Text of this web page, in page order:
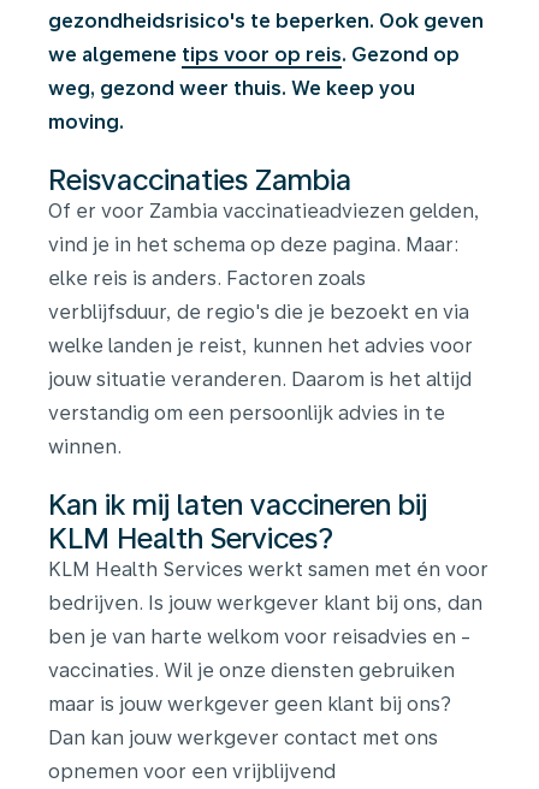
gezondheidsrisico's te beperken. Ook geven
we algemene tips voor op reis. Gezond op
weg, gezond weer thuis. We keep you
moving.
Reisvaccinaties Zambia
Of er voor Zambia vaccinatieadviezen gelden,
vind je in het schema op deze pagina. Maar:
elke reis is anders. Factoren zoals
verblijfsduur, de regio's die je bezoekt en via
welke landen je reist, kunnen het advies voor
jouw situatie veranderen. Daarom is het altijd
verstandig om een persoonlijk advies in te
winnen.
Kan ik mij laten vaccineren bij
KLM Health Services?
KLM Health Services werkt samen met én voor
bedrijven. Is jouw werkgever klant bij ons, dan
ben je van harte welkom voor reisadvies en -
vaccinaties. Wil je onze diensten gebruiken
maar is jouw werkgever geen klant bij ons?
Dan kan jouw werkgever contact met ons
opnemen voor een vrijblijvend